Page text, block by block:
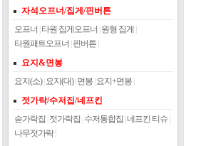
자석오프너/집게/핀버튼
오프너 타원 집게오프너 원형 집게
타원패트오프너 핀버튼
요지&면봉
요지(소)| 요지(대)| 면봉 요지+면봉
젓가락/수저집/네프킨
숟가락집 젓가락집 수저통합집 네프킨 티슈
나무젓가락|